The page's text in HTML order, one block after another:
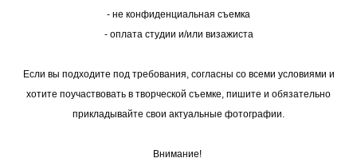
- не конфиденциальная съемка
- оплата студии и/или визажиста
Если вы подходите под требования, согласны со всеми условиями и
хотите поучаствовать в творческой съемке, пишите и обязательно
прикладывайте свои актуальные фотографии.
Внимание!